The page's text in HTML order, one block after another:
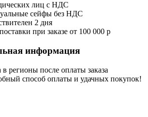
лиц с НДС
сейфы без НДС
2 дня
при заказе от 100 000 р
информация
в регионы после оплаты заказа
способ оплаты и удачных покупок!